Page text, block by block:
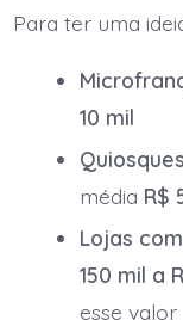
Para ter uma
10 mil
média R$
Lojas
150 mil a
esse valor